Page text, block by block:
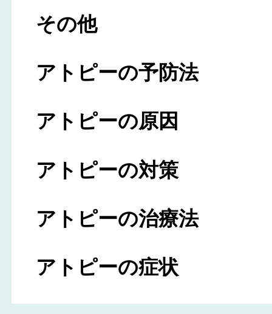
その他
アトピーの予防法
アトピーの原因
アトピーの対策
アトピーの治療法
アトピーの症状